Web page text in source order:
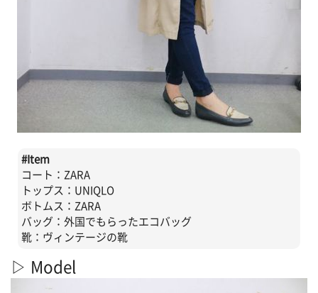
#Item
コート：ZARA
トップス：UNIQLO
ボトムス：ZARA
バッグ：外国でもらったエコバッグ
靴：ヴィンテージの靴
▷ Model